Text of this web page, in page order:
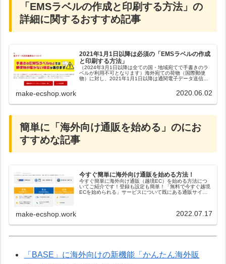
「EMSラベルの作成と印刷する方法」の
詳細に関するおすすめ記事
2021年1月1日以降は必須の「EMSラベルの作成
と印刷する方法」
（2024年3月1日以降は全ての国・地域宛てで手書きのラ
ベルが利用不可となります）海外宛ての荷物（国際郵便
物）に対し、2021年1月1日以降は通関電子データ送信が
make-ecshop.work 2020.06.02
簡単に「海外向け通販を始める」のにお
すすめな記事
今すぐ簡単に海外向け通販を始める方法！
今すぐ簡単に海外向け通販（越境EC）を始める方法につ
いてご紹介です！登録も設定も簡単！「無料で今すぐ越境
ECを始められる」サービスについて既にある通販サイト
make-ecshop.work 2022.07.17
「BASE」に海外向けの新機能「かんたん海外販